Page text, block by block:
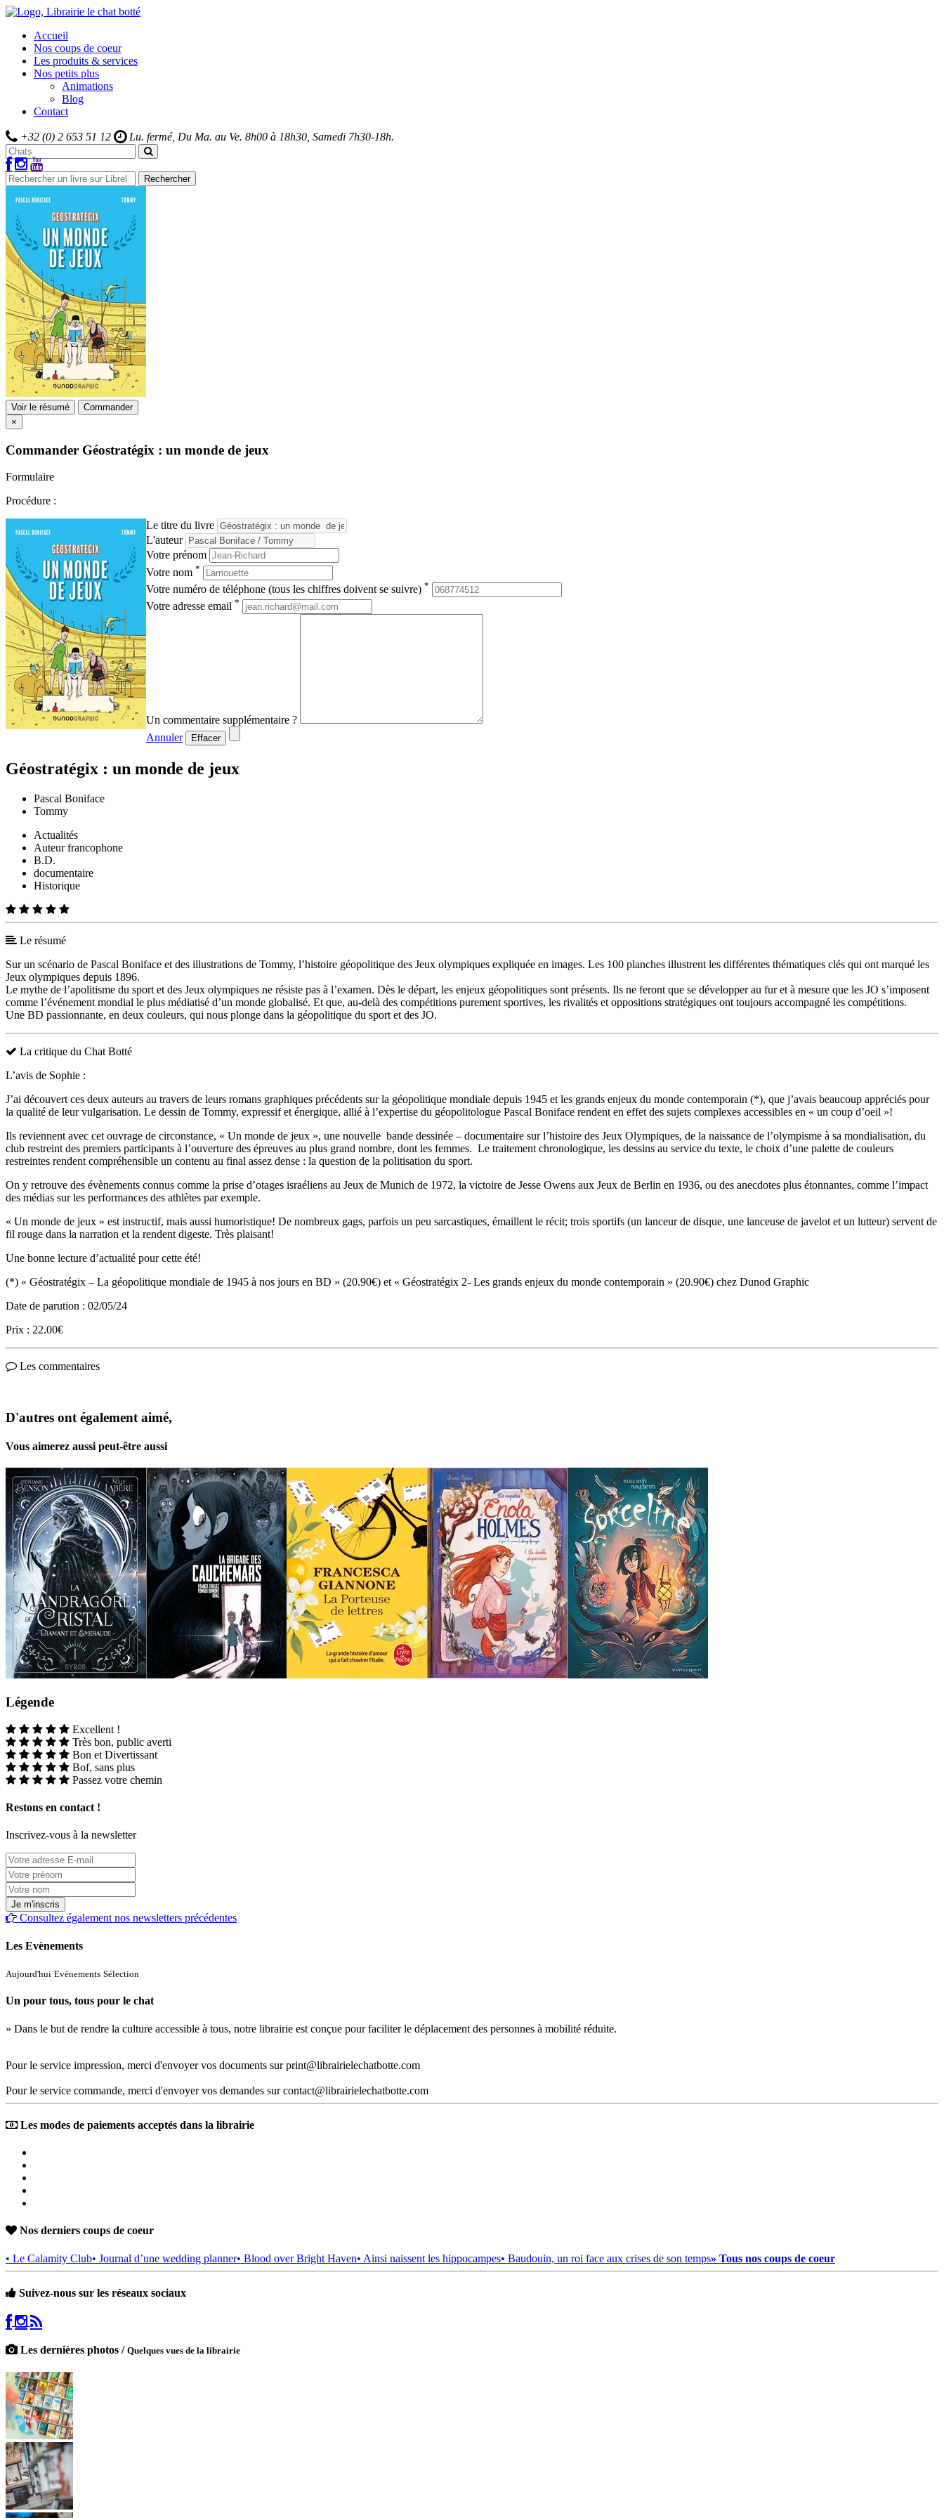
Accueil
Nos coups de coeur
Les produits & services
Nos petits plus
Animations
Blog
Contact
+32 (0) 2 653 51 12 Lu. fermé, Du Ma. au Ve. 8h00 à 18h30, Samedi 7h30-18h.
Rechercher
Voir le résumé
Commander
×
Commander Géostratégix : un monde de jeux
Formulaire
Procédure :
Le titre du livre
L'auteur
Votre prénom
Votre nom *
Votre numéro de téléphone (tous les chiffres doivent se suivre) *
Votre adresse email *
Un commentaire supplémentaire ?
Annuler
Effacer
Géostratégix : un monde de jeux
Pascal Boniface
Tommy
Actualités
Auteur francophone
B.D.
documentaire
Historique
Le résumé
Sur un scénario de Pascal Boniface et des illustrations de Tommy, l’histoire géopolitique des Jeux olympiques expliquée en images. Les 100 planches illustrent les différentes thématiques clés qui ont marqué les
Jeux olympiques depuis 1896.
Le mythe de l’apolitisme du sport et des Jeux olympiques ne résiste pas à l’examen. Dès le départ, les enjeux géopolitiques sont présents. Ils ne feront que se développer au fur et à mesure que les JO s’imposent
comme l’événement mondial le plus médiatisé d’un monde globalisé. Et que, au-delà des compétitions purement sportives, les rivalités et oppositions stratégiques ont toujours accompagné les compétitions.
Une BD passionnante, en deux couleurs, qui nous plonge dans la géopolitique du sport et des JO.
La critique du Chat Botté
L’avis de Sophie :
J’ai découvert ces deux auteurs au travers de leurs romans graphiques précédents sur la géopolitique mondiale depuis 1945 et les grands enjeux du monde contemporain (*), que j’avais beaucoup appréciés pour
la qualité de leur vulgarisation. Le dessin de Tommy, expressif et énergique, allié à l’expertise du géopolitologue Pascal Boniface rendent en effet des sujets complexes accessibles en « un coup d’oeil »!
Ils reviennent avec cet ouvrage de circonstance, « Un monde de jeux », une nouvelle bande dessinée – documentaire sur l’histoire des Jeux Olympiques, de la naissance de l’olympisme à sa mondialisation, du
club restreint des premiers participants à l’ouverture des épreuves au plus grand nombre, dont les femmes. Le traitement chronologique, les dessins au service du texte, le choix d’une palette de couleurs
restreintes rendent compréhensible un contenu au final assez dense : la question de la politisation du sport.
On y retrouve des évènements connus comme la prise d’otages israéliens au Jeux de Munich de 1972, la victoire de Jesse Owens aux Jeux de Berlin en 1936, ou des anecdotes plus étonnantes, comme l’impact
des médias sur les performances des athlètes par exemple.
« Un monde de jeux » est instructif, mais aussi humoristique! De nombreux gags, parfois un peu sarcastiques, émaillent le récit; trois sportifs (un lanceur de disque, une lanceuse de javelot et un lutteur) servent de
fil rouge dans la narration et la rendent digeste. Très plaisant!
Une bonne lecture d’actualité pour cette été!
(*) « Géostratégix – La géopolitique mondiale de 1945 à nos jours en BD » (20.90€) et « Géostratégix 2- Les grands enjeux du monde contemporain » (20.90€) chez Dunod Graphic
Date de parution : 02/05/24
Prix : 22.00€
Les commentaires
D'autres ont également aimé,
Vous aimerez aussi peut-être aussi
Légende
Excellent !
Très bon, public averti
Bon et Divertissant
Bof, sans plus
Passez votre chemin
Restons en contact !
Inscrivez-vous à la newsletter
Consultez également nos newsletters précédentes
Les Evènements
Aujourd'hui Evènements Sélection
Un pour tous, tous pour le chat
» Dans le but de rendre la culture accessible à tous, notre librairie est conçue pour faciliter le déplacement des personnes à mobilité réduite.
Pour le service impression, merci d'envoyer vos documents sur print@librairielechatbotte.com
Pour le service commande, merci d'envoyer vos demandes sur contact@librairielechatbotte.com
Les modes de paiements acceptés dans la librairie
Nos derniers coups de coeur
• Le Calamity Club• Journal d’une wedding planner• Blood over Bright Haven• Ainsi naissent les hippocampes• Baudouin, un roi face aux crises de son temps» Tous nos coups de coeur
Suivez-nous sur les réseaux sociaux
Les dernières photos / Quelques vues de la librairie